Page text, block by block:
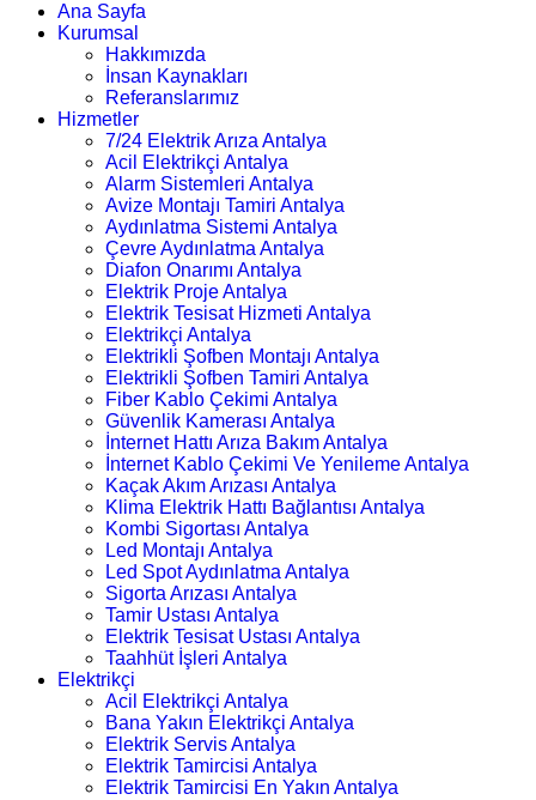
Ana Sayfa
Kurumsal
Hakkımızda
İnsan Kaynakları
Referanslarımız
Hizmetler
7/24 Elektrik Arıza Antalya
Acil Elektrikçi Antalya
Alarm Sistemleri Antalya
Avize Montajı Tamiri Antalya
Aydınlatma Sistemi Antalya
Çevre Aydınlatma Antalya
Diafon Onarımı Antalya
Elektrik Proje Antalya
Elektrik Tesisat Hizmeti Antalya
Elektrikçi Antalya
Elektrikli Şofben Montajı Antalya
Elektrikli Şofben Tamiri Antalya
Fiber Kablo Çekimi Antalya
Güvenlik Kamerası Antalya
İnternet Hattı Arıza Bakım Antalya
İnternet Kablo Çekimi Ve Yenileme Antalya
Kaçak Akım Arızası Antalya
Klima Elektrik Hattı Bağlantısı Antalya
Kombi Sigortası Antalya
Led Montajı Antalya
Led Spot Aydınlatma Antalya
Sigorta Arızası Antalya
Tamir Ustası Antalya
Elektrik Tesisat Ustası Antalya
Taahhüt İşleri Antalya
Elektrikçi
Acil Elektrikçi Antalya
Bana Yakın Elektrikçi Antalya
Elektrik Servis Antalya
Elektrik Tamircisi Antalya
Elektrik Tamircisi En Yakın Antalya